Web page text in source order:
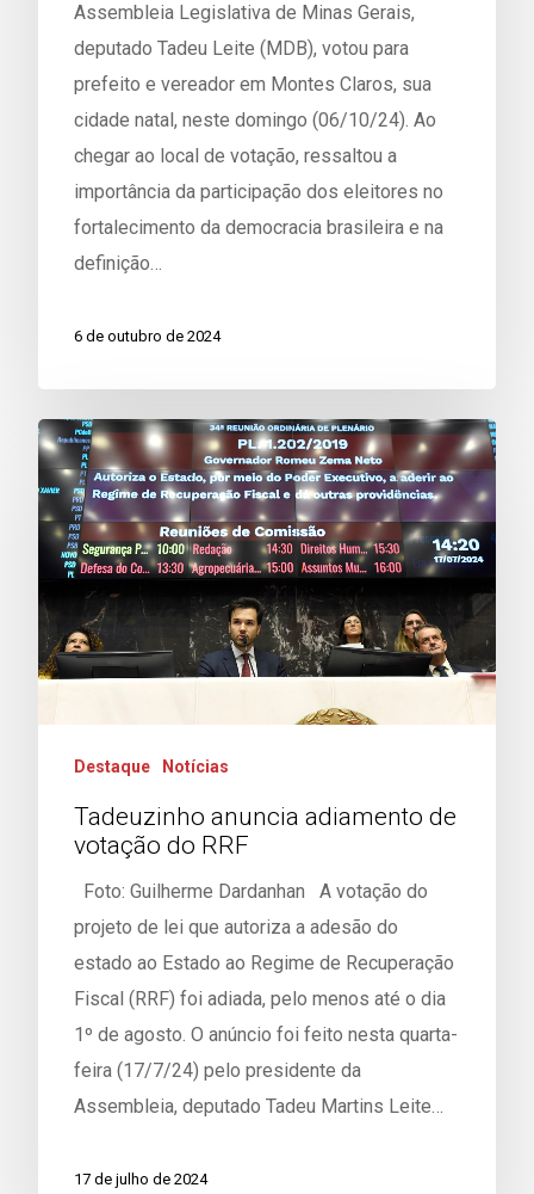
Assembleia Legislativa de Minas Gerais,
deputado Tadeu Leite (MDB), votou para
prefeito e vereador em Montes Claros, sua
cidade natal, neste domingo (06/10/24). Ao
chegar ao local de votação, ressaltou a
importância da participação dos eleitores no
fortalecimento da democracia brasileira e na
definição…
6 de outubro de 2024
Destaque Notícias
Tadeuzinho anuncia adiamento de
votação do RRF
Foto: Guilherme Dardanhan A votação do
projeto de lei que autoriza a adesão do
estado ao Estado ao Regime de Recuperação
Fiscal (RRF) foi adiada, pelo menos até o dia
1º de agosto. O anúncio foi feito nesta quarta-
feira (17/7/24) pelo presidente da
Assembleia, deputado Tadeu Martins Leite…
17 de julho de 2024